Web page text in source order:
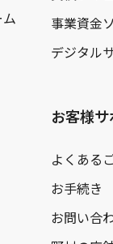
事業資金
デジタル
お客様
よくある
お手続き
お問い合